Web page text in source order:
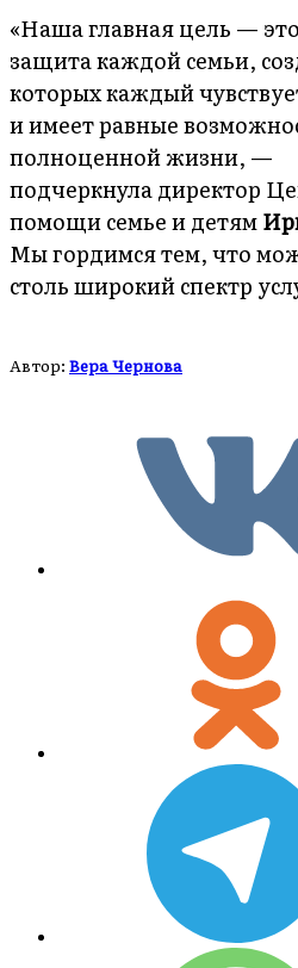
«Наша главная цель —
защита каждой семьи,
которых каждый
и имеет равные
полноценной жизни, —
подчеркнула директор
помощи семье и детям
Мы гордимся тем, что
столь широкий спектр
Автор: Вера Чернова